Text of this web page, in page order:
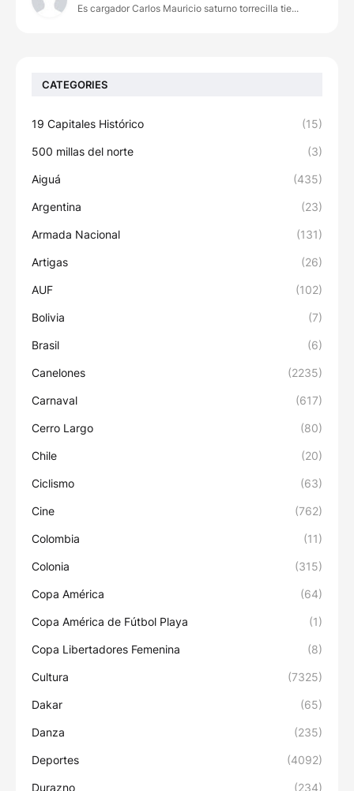
Es cargador Carlos Mauricio saturno torrecilla tie...
CATEGORIES
19 Capitales Histórico (15)
500 millas del norte (3)
Aiguá (435)
Argentina (23)
Armada Nacional (131)
Artigas (26)
AUF (102)
Bolivia (7)
Brasil (6)
Canelones (2235)
Carnaval (617)
Cerro Largo (80)
Chile (20)
Ciclismo (63)
Cine (762)
Colombia (11)
Colonia (315)
Copa América (64)
Copa América de Fútbol Playa (1)
Copa Libertadores Femenina (8)
Cultura (7325)
Dakar (65)
Danza (235)
Deportes (4092)
Durazno (234)